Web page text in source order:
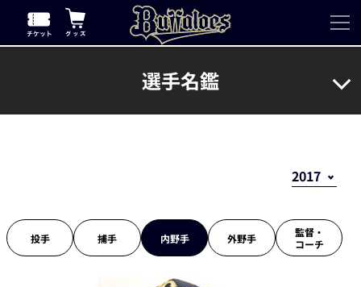
選手名鑑
投手 捕手 内野手 外野手
監督・
コーチ